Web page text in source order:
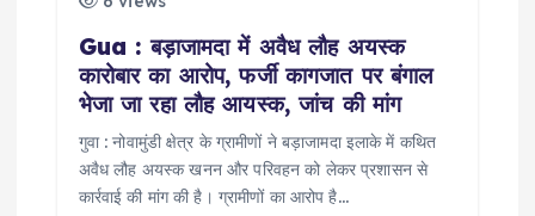
Gua : बड़ाजामदा में अवैध लौह अयस्क
कारोबार का आरोप, फर्जी कागजात पर बंगाल
भेजा जा रहा लौह आयस्क, जांच की मांग
गुवा : नोवामुंडी क्षेत्र के ग्रामीणों ने बड़ाजामदा इलाके में कथित
अवैध लौह अयस्क खनन और परिवहन को लेकर प्रशासन से
कार्रवाई की मांग की है। ग्रामीणों का आरोप है…